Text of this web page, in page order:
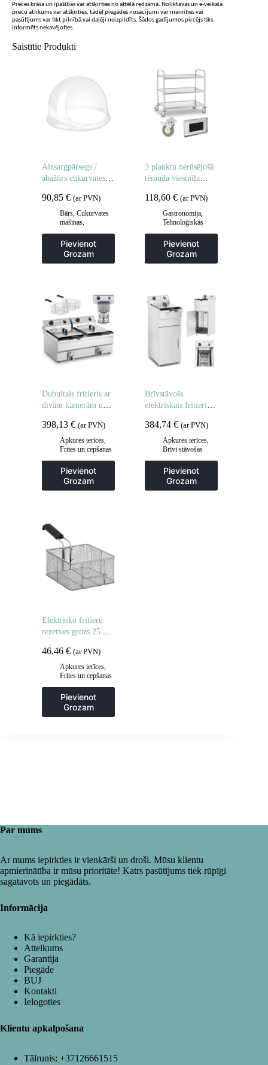
Preces krāsa un īpašības var atšķirties no attēlā redzamā. Noliktavas un e-veikala
preču atlikums var atšķirties, tādēļ piegādes nosacījumi var mainīties vai
pasūtījums var tikt pilnībā vai daļēji neizpildīts. Šādos gadījumos pircējs tiks
informēts nekavējoties.
Saistītie Produkti
Aizsargpārsegs /
abažūrs cukurvates
90,85 € (ar PVN)
Bārs, Cukurvates
mašīnas,
Pievienot
Grozam
3 plauktu nerūsējošā
tērauda viesmīļa
118,60€ (ar PVN)
Gastronomija,
Tehnoloģiskās
un transporta ratiņi
Virtuve
Pievienot
Grozam
Dubultais fritieris ar
divām kamerām un
2x10L
398,13 € (ar PVN)
Apkures ierīces
Frites un cepšanas
Gastronomija
Regulējamas
cepšanas iekārtas
Pievienot
Grozam
Brīvstāvošs
elektriskais fritieris
384,74€ (ar PVN)
Apkures ierīces
Brīvi stāvošas
Frites un cepšanas
iekārtas,
Gastronomija
Pievienot
Grozam
Elektrisko fritieru
rezerves grozs 25 x
46,46 € (ar PVN)
Apkures ierīces,
Frites un cepšanas
Gastronomija
Piederumi
ceptuvēm,Virtuve
Pievienot
Grozam
Par mums
Ar mums iepirkties ir vienkārši un droši. Mūsu klientu
apmierinātība ir mūsu prioritāte! Katrs pasūtījums tiek rūpīgi
sagatavots un piegādāts.
Informācija
Kā iepirkties?
Atteikums
Garantija
Piegāde
BUJ
Kontakti
Ielogoties
Klientu apkalpošana
Tālrunis: +37126661515